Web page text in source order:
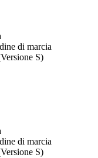
di marcia
S)
di marcia
S)